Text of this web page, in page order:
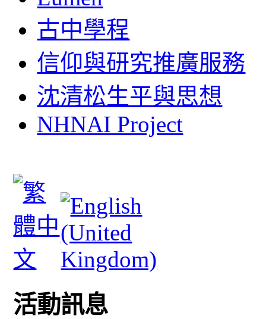
古中學程
信仰與研究推廣服務
沈清松生平與思想
NHNAI Project
活動訊息